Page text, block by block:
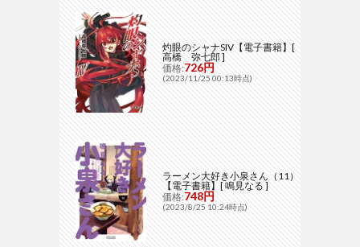
灼眼のシャナSIV【電子書籍】[
高橋 弥七郎 ]
価格:726円
(2023/11/25 00:13時点)
ラーメン大好き小泉さん（11）
【電子書籍】[ 鳴見なる ]
価格:748円
(2023/8/25 10:24時点)